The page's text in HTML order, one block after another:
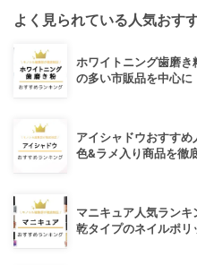
よく見られている人気おす
ホワイトニング歯磨き
の多い市販品を中心に
アイシャドウおすす
色&ラメ入り商品を徹
マニキュア人気ラン
乾タイプのネイルポリ